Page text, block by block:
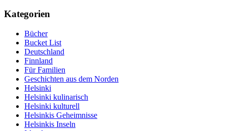
Kategorien
Bücher
Bucket List
Deutschland
Finnland
Für Familien
Geschichten aus dem Norden
Helsinki
Helsinki kulinarisch
Helsinki kulturell
Helsinkis Geheimnisse
Helsinkis Inseln